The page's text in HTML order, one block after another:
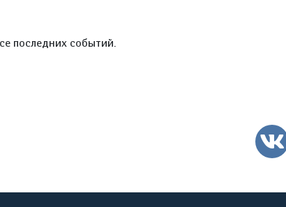
последних событий.